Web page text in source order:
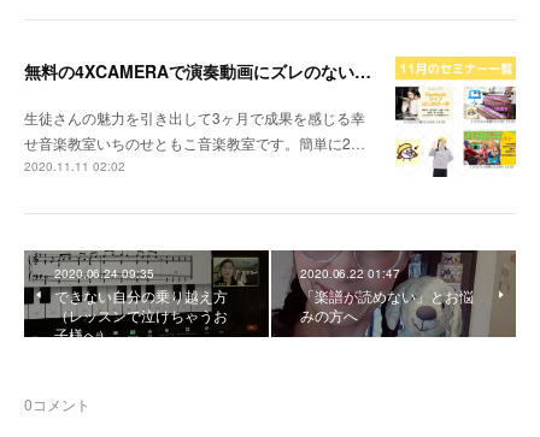
無料の4XCAMERAで演奏動画にズレのないアンサンブルを加える方法
生徒さんの魅力を引き出して3ヶ月で成果を感じる幸
せ音楽教室いちのせともこ音楽教室です。簡単に2…
2020.11.11 02:02
2020.06.24 09:35
できない自分の乗り越え方
（レッスンで泣けちゃうお
子様へ）
2020.06.22 01:47
「楽譜が読めない」とお悩
みの方へ
0コメント